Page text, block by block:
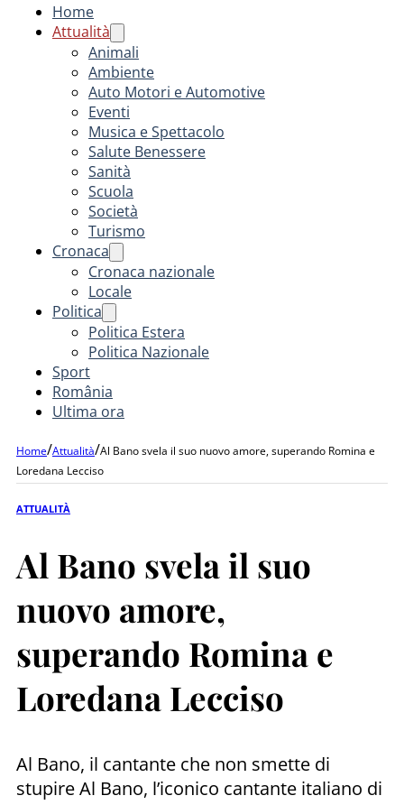
Home
Attualità
Animali
Ambiente
Auto Motori e Automotive
Eventi
Musica e Spettacolo
Salute Benessere
Sanità
Scuola
Società
Turismo
Cronaca
Cronaca nazionale
Locale
Politica
Politica Estera
Politica Nazionale
Sport
România
Ultima ora
Home/Attualità/Al Bano svela il suo nuovo amore, superando Romina e
Loredana Lecciso
ATTUALITÀ
Al Bano svela il suo
nuovo amore,
superando Romina e
Loredana Lecciso
Al Bano, il cantante che non smette di
stupire Al Bano, l’iconico cantante italiano di